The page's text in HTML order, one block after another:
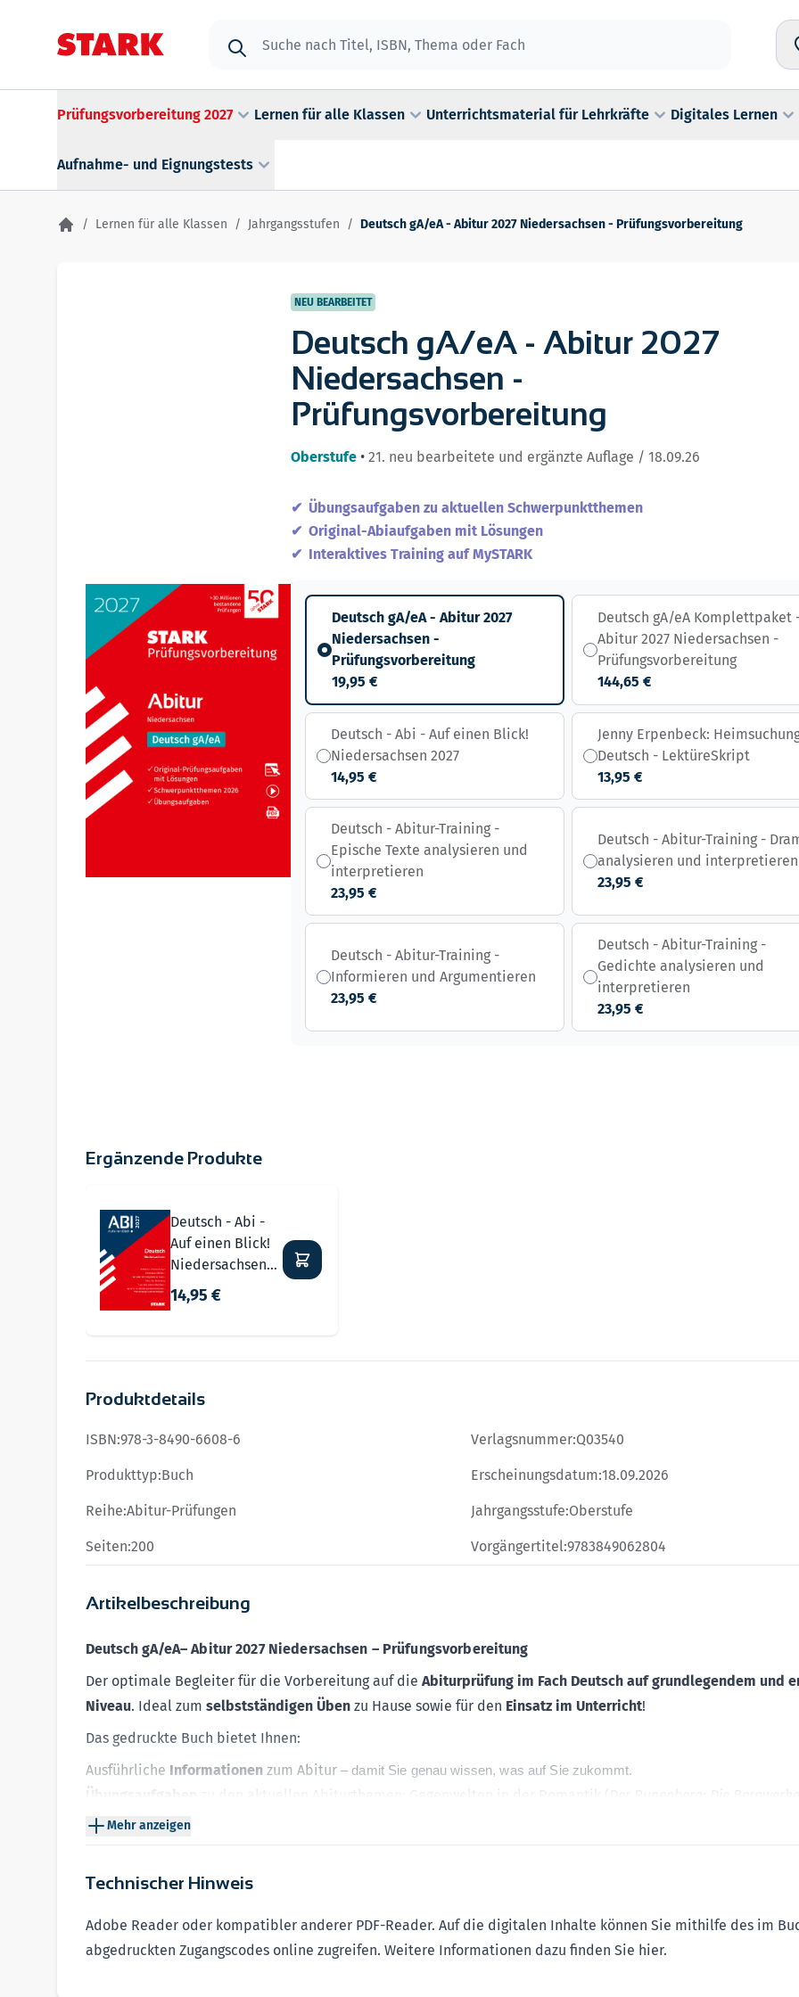
Prüfungsvorbereitung 2027 Lernen für alle Klassen Unterrichtsmaterial für Lehrkräfte Digitales Lernen
Aufnahme- und Eignungstests
/ Lernen für alle Klassen / Jahrgangsstufen / Deutsch gA/eA - Abitur 2027 Niedersachsen - Prüfungsvorbereitung
NEU BEARBEITET
Deutsch gA/eA - Abitur 2027
Niedersachsen -
Prüfungsvorbereitung
Oberstufe •21. neu bearbeitete und ergänzte Auflage / 18.09.26
Übungsaufgaben zu aktuellen Schwerpunktthemen
Original-Abiaufgaben mit Lösungen
Interaktives Training auf MySTARK
Deutsch gA/eA - Abitur 2027
Niedersachsen -
Prüfungsvorbereitung
19,95 €
Deutsch gA/eA Komplettpaket
Abitur 2027 Niedersachsen -
Prüfungsvorbereitung
144,65 €
Deutsch - Abi - Auf einen Blick!
Niedersachsen 2027
14,95 €
Jenny Erpenbeck:
Deutsch - LektüreSkript
13,95 €
Deutsch - Abitur-Training -
Epische Texte analysieren und
interpretieren
23,95 €
Deutsch - Abitur-Training -
analysieren und interpretieren
23,95 €
Deutsch - Abitur-Training -
Informieren und Argumentieren
23,95 €
Deutsch - Abitur-Training -
Gedichte analysieren und
interpretieren
23,95 €
Ergänzende Produkte
Deutsch - Abi -
Auf einen Blick!
Niedersachsen
2027
14,95 €
Technischer Hinweis
Adobe Reader oder kompatibler anderer PDF-Reader. Auf die digitalen Inhalte können Sie mithilfe des im
abgedruckten Zugangscodes online zugreifen. Weitere Informationen dazu finden Sie hier.
Artikelbeschreibung
Deutsch gA/eA– Abitur 2027 Niedersachsen – Prüfungsvorbereitung
Der optimale Begleiter für die Vorbereitung auf die Abiturprüfung im Fach Deutsch auf grundlegendem und
Niveau. Ideal zum selbstständigen Üben zu Hause sowie für den Einsatz im Unterricht!
Das gedruckte Buch bietet Ihnen:
Ausführliche Informationen zum Abitur – damit Sie genau wissen, was auf Sie zukommt.
Übungsaufgaben zu den aktuellen Abiturthemen: Gegenwelten in der Romantik ( Der Runenberg; Die Bergwerke
Falun; Des Lebens Überfluß
Vollständig ausformulierte
Zusätzliche Unterstützung erhalten Sie exklusiv auf derPlattform MySTARKmit folgenden Inhalten:
AktuelleOriginal-Prüfungsaufgaben 2026mit Lösungsvorschlägen– Ihr letzter Test vor dem Ernstfall
Mehr anzeigen
Produktdetails
ISBN:978-3-8490-6608-6 Verlagsnummer:Q03540
Produkttyp:Buch Erscheinungsdatum:18.09.2026
Reihe:Abitur-Prüfungen Jahrgangsstufe:Oberstufe
Seiten:200 Vorgängertitel:9783849062804